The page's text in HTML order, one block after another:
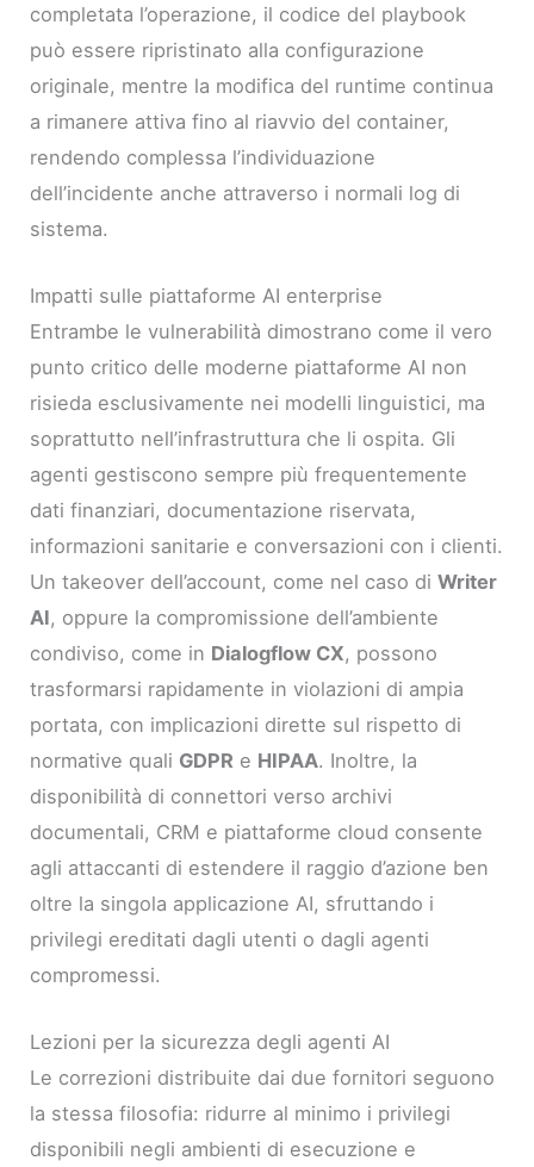
completata l’operazione, il codice del playbook
può essere ripristinato alla configurazione
originale, mentre la modifica del runtime continua
a rimanere attiva fino al riavvio del container,
rendendo complessa l’individuazione
dell’incidente anche attraverso i normali log di
sistema.
Impatti sulle piattaforme AI enterprise
Entrambe le vulnerabilità dimostrano come il vero
punto critico delle moderne piattaforme AI non
risieda esclusivamente nei modelli linguistici, ma
soprattutto nell’infrastruttura che li ospita. Gli
agenti gestiscono sempre più frequentemente
dati finanziari, documentazione riservata,
informazioni sanitarie e conversazioni con i clienti.
Un takeover dell’account, come nel caso diWriter
AI, oppure la compromissione dell’ambiente
condiviso, come in Dialogflow CX, possono
trasformarsi rapidamente in violazioni di ampia
portata, con implicazioni dirette sul rispetto di
normative quali GDPR e HIPAA. Inoltre, la
disponibilità di connettori verso archivi
documentali, CRM e piattaforme cloud consente
agli attaccanti di estendere il raggio d’azione ben
oltre la singola applicazione AI, sfruttando i
privilegi ereditati dagli utenti o dagli agenti
compromessi.
Lezioni per la sicurezza degli agenti AI
Le correzioni distribuite dai due fornitori seguono
la stessa filosofia: ridurre al minimo i privilegi
disponibili negli ambienti di esecuzione e